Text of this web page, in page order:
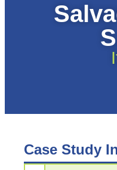
Case Study